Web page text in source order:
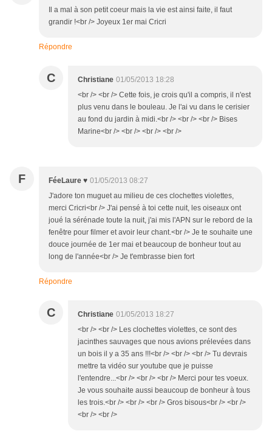
Il a mal à son petit coeur mais la vie est ainsi faite, il faut
grandir !<br /> Joyeux 1er mai Cricri
Répondre
C Christiane 01/05/2013 18:28
<br /> <br /> Cette fois, je crois qu'il a compris, il n'est
plus venu dans le bouleau. Je l'ai vu dans le cerisier
au fond du jardin à midi.<br /> <br /> <br /> Bises
Marine<br /> <br /> <br /> <br />
F FéeLaure ♥ 01/05/2013 08:27
J'adore ton muguet au milieu de ces clochettes violettes,
merci Cricri<br /> J'ai pensé à toi cette nuit, les oiseaux ont
joué la sérénade toute la nuit, j'ai mis l'APN sur le rebord de la
fenêtre pour filmer et avoir leur chant.<br /> Je te souhaite une
douce journée de 1er mai et beaucoup de bonheur tout au
long de l'année<br /> Je t'embrasse bien fort
Répondre
C Christiane 01/05/2013 18:27
<br /> <br /> Les clochettes violettes, ce sont des
jacinthes sauvages que nous avions prélevées dans
un bois il y a 35 ans !!!<br /> <br /> <br /> Tu devrais
mettre ta vidéo sur youtube que je puisse
l'entendre...<br /> <br /> <br /> Merci pour tes voeux.
Je vous souhaite aussi beaucoup de bonheur à tous
les trois.<br /> <br /> <br /> Gros bisous<br /> <br />
<br /> <br />